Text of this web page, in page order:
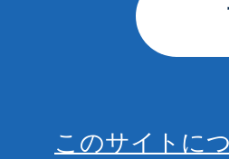
このサイトに